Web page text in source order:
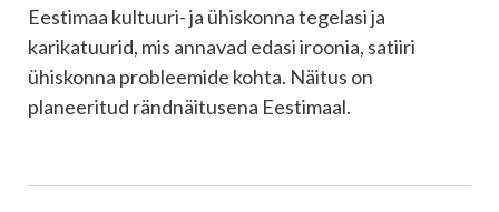
Eestimaa kultuuri- ja ühiskonna tegelasi ja
karikatuurid, mis annavad edasi iroonia, satiiri
ühiskonna probleemide kohta. Näitus on
planeeritud rändnäitusena Eestimaal.